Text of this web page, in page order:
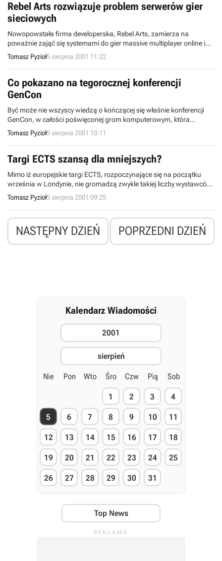
Rebel Arts rozwiązuje problem serwerów gier
sieciowych
Nowopowstała firma developerska, Rebel Arts, zamierza na
poważnie zająć się systemami do gier massive multiplayer online i
wypracować rozsądny cenowo standard dla potencjalnych
producentów gier sieciowych. Firmę Rebel Arts założył Paul
Villadolid, były wiceprezes Walt Disney Television, oraz Larry Hess,
były programista Digital Domain, zajmujący się tam efektami
specjalnymi.
Tomasz Pyzioł5 sierpnia 2001 11:22
Co pokazano na tegorocznej konferencji
GenCon
Być może nie wszyscy wiedzą o kończącej się właśnie konferencji
GenCon, w całości poświęconej grom komputerowym, która
odbywa się w Milwaukee. Podobnie jak na innych tego typu
spotkaniach, pojawili się tu przedstawiciele znanych producentów i
wydawców gier, pragnąc wykorzystać kolejną okazję do
przedstawienia swoich produktów.
Tomasz Pyzioł5 sierpnia 2001 10:11
Targi ECTS szansą dla mniejszych?
Mimo iż europejskie targi ECTS, rozpoczynające się na początku
września w Londynie, nie gromadzą zwykle takiej liczby wystawców
jak amerykańskie E3, w dalszym ciągu są szansą do pokazania się
dla mniejszych firm developerskich i wydawców.
Tomasz Pyzioł5 sierpnia 2001 09:25
NASTĘPNY DZIEŃ POPRZEDNI DZIEŃ
Kalendarz Wiadomości
2001
sierpień
Nie Pon Wto Śro Czw Pią Sob
1 2 3 4
5 6 7 8 9 10 11
12 13 14 15 16 17 18
19 20 21 22 23 24 25
26 27 28 29 30 31
Top News